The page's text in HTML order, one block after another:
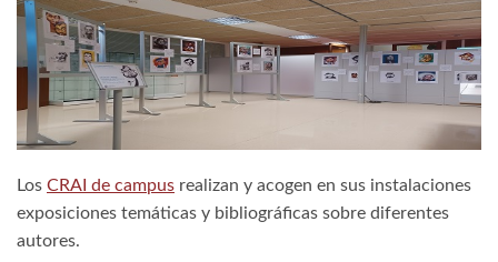
Los CRAI de campus realizan y acogen en sus instalaciones
exposiciones temáticas y bibliográficas sobre diferentes
autores.